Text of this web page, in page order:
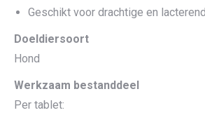
Geschikt voor drachtige en
Doeldiersoort
Hond
Werkzaam bestanddeel
Per tablet: